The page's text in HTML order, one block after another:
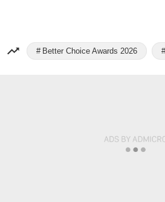
Better Choice Awards 2026